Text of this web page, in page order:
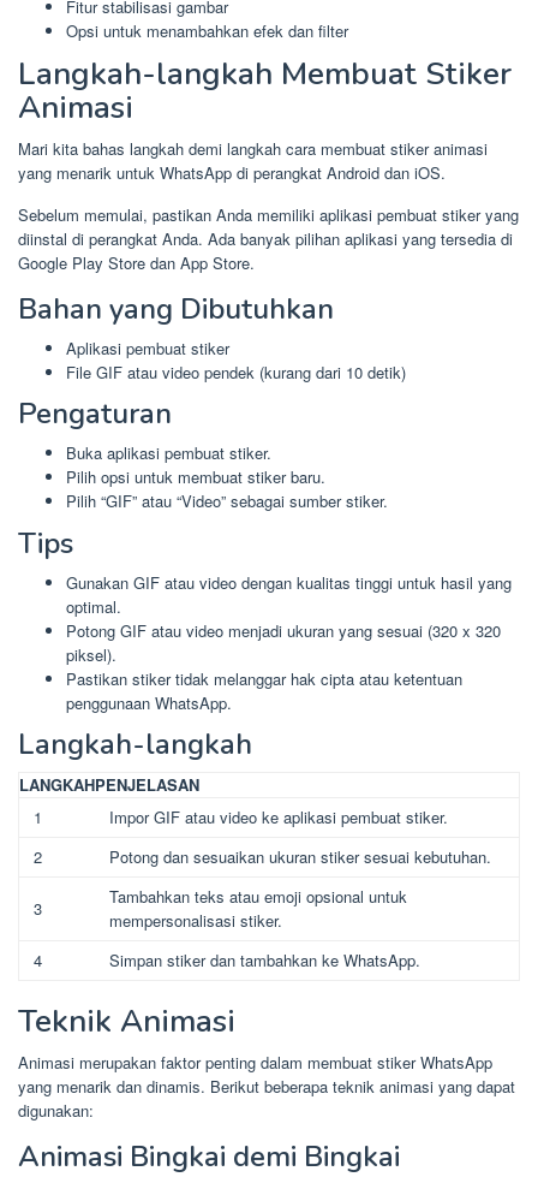
Fitur stabilisasi gambar
Opsi untuk menambahkan efek dan filter
Langkah-langkah Membuat Stiker
Animasi
Mari kita bahas langkah demi langkah cara membuat stiker animasi
yang menarik untuk WhatsApp di perangkat Android dan iOS.
Sebelum memulai, pastikan Anda memiliki aplikasi pembuat stiker yang
diinstal di perangkat Anda. Ada banyak pilihan aplikasi yang tersedia di
Google Play Store dan App Store.
Bahan yang Dibutuhkan
Aplikasi pembuat stiker
File GIF atau video pendek (kurang dari 10 detik)
Pengaturan
Buka aplikasi pembuat stiker.
Pilih opsi untuk membuat stiker baru.
Pilih “GIF” atau “Video” sebagai sumber stiker.
Tips
Gunakan GIF atau video dengan kualitas tinggi untuk hasil yang
optimal.
Potong GIF atau video menjadi ukuran yang sesuai (320 x 320
piksel).
Pastikan stiker tidak melanggar hak cipta atau ketentuan
penggunaan WhatsApp.
Langkah-langkah
LANGKAHPENJELASAN
1
Impor GIF atau video ke aplikasi pembuat stiker.
2
Potong dan sesuaikan ukuran stiker sesuai kebutuhan.
3
Tambahkan teks atau emoji opsional untuk
mempersonalisasi stiker.
4
Simpan stiker dan tambahkan ke WhatsApp.
Teknik Animasi
Animasi merupakan faktor penting dalam membuat stiker WhatsApp
yang menarik dan dinamis. Berikut beberapa teknik animasi yang dapat
digunakan:
Animasi Bingkai demi Bingkai